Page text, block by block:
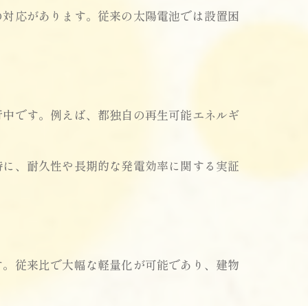
応があります。従来の太陽電池では設置困
です。例えば、都独自の再生可能エネルギ
、耐久性や長期的な発電効率に関する実証
従来比で大幅な軽量化が可能であり、建物